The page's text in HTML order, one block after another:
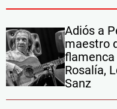
Adiós a
maestro
flamenca
Rosalía,
Sanz